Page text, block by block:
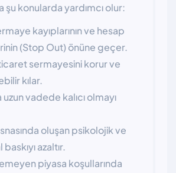
şu konularda yardımcı olur:
kayıplarının ve hesap
(Stop Out) önüne geçer.
sermayesini korur ve
kılar.
vadede kalıcı olmayı
oluşan psikolojik ve
azaltır.
piyasa koşullarında